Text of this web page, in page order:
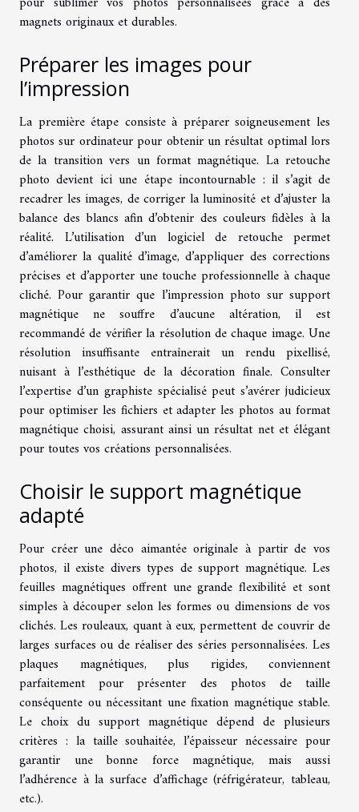
magnets originaux et durables.
Préparer les images pour
l’impression
La première étape consiste à préparer soigneusement les
photos sur ordinateur pour obtenir un résultat optimal lors
de la transition vers un format magnétique. La retouche
photo devient ici une étape incontournable : il s’agit de
recadrer les images, de corriger la luminosité et d’ajuster la
balance des blancs afin d’obtenir des couleurs fidèles à la
réalité. L’utilisation d’un logiciel de retouche permet
d’améliorer la qualité d’image, d’appliquer des corrections
précises et d’apporter une touche professionnelle à chaque
cliché. Pour garantir que l’impression photo sur support
magnétique ne souffre d’aucune altération, il est
recommandé de vérifier la résolution de chaque image. Une
résolution insuffisante entraînerait un rendu pixellisé,
nuisant à l’esthétique de la décoration finale. Consulter
l’expertise d’un graphiste spécialisé peut s’avérer judicieux
pour optimiser les fichiers et adapter les photos au format
magnétique choisi, assurant ainsi un résultat net et élégant
pour toutes vos créations personnalisées.
Choisir le support magnétique
adapté
Pour créer une déco aimantée originale à partir de vos
photos, il existe divers types de support magnétique. Les
feuilles magnétiques offrent une grande flexibilité et sont
simples à découper selon les formes ou dimensions de vos
clichés. Les rouleaux, quant à eux, permettent de couvrir de
larges surfaces ou de réaliser des séries personnalisées. Les
plaques magnétiques, plus rigides, conviennent
parfaitement pour présenter des photos de taille
conséquente ou nécessitant une fixation magnétique stable.
Le choix du support magnétique dépend de plusieurs
critères : la taille souhaitée, l’épaisseur nécessaire pour
garantir une bonne force magnétique, mais aussi
l’adhérence à la surface d’affichage (réfrigérateur, tableau,
etc.).